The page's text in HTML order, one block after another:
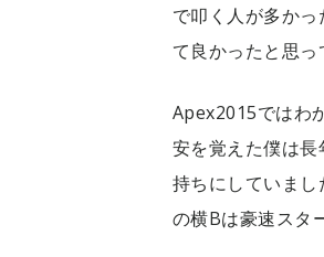
で叩く人が多か
て良かったと思っ
Apex2015ではわ
安を覚えた僕は
持ちにしていま
の横Bは豪速スタ